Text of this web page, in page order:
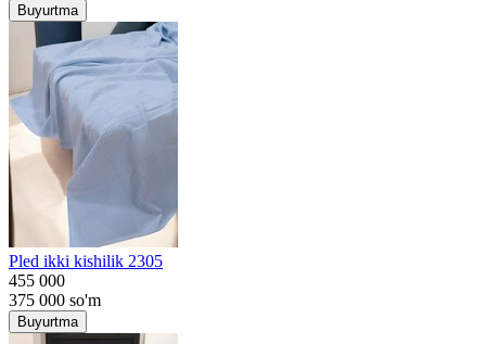
Buyurtma
Pled ikki kishilik 2305
455 000
375 000 so'm
Buyurtma